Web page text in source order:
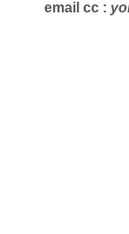
email cc :